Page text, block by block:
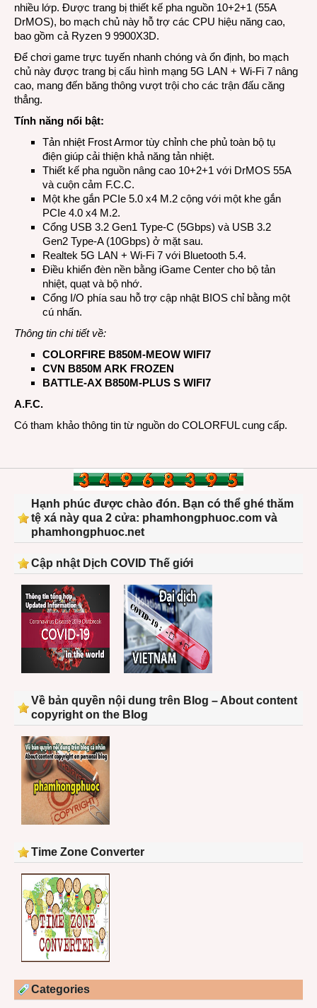
nhiều lớp. Được trang bị thiết kế pha nguồn 10+2+1 (55A
DrMOS), bo mạch chủ này hỗ trợ các CPU hiệu năng cao,
bao gồm cả Ryzen 9 9900X3D.
Để chơi game trực tuyến nhanh chóng và ổn định, bo mạch
chủ này được trang bị cấu hình mạng 5G LAN + Wi-Fi 7 nâng
cao, mang đến băng thông vượt trội cho các trận đấu căng
thẳng.
Tính năng nổi bật:
Tản nhiệt Frost Armor tùy chỉnh che phủ toàn bộ tụ
điện giúp cải thiện khả năng tản nhiệt.
Thiết kế pha nguồn nâng cao 10+2+1 với DrMOS 55A
và cuộn cảm F.C.C.
Một khe gắn PCIe 5.0 x4 M.2 cộng với một khe gắn
PCIe 4.0 x4 M.2.
Cổng USB 3.2 Gen1 Type-C (5Gbps) và USB 3.2
Gen2 Type-A (10Gbps) ở mặt sau.
Realtek 5G LAN + Wi-Fi 7 với Bluetooth 5.4.
Điều khiển đèn nền bằng iGame Center cho bộ tản
nhiệt, quạt và bộ nhớ.
Cổng I/O phía sau hỗ trợ cập nhật BIOS chỉ bằng một
cú nhấn.
Thông tin chi tiết về:
COLORFIRE B850M-MEOW WIFI7
CVN B850M ARK FROZEN
BATTLE-AX B850M-PLUS S WIFI7
A.F.C.
Có tham khảo thông tin từ nguồn do COLORFUL cung cấp.
Hạnh phúc được chào đón. Bạn có thể ghé thăm
tệ xá này qua 2 cửa: phamhongphuoc.com và
phamhongphuoc.net
Cập nhật Dịch COVID Thế giới
Về bản quyền nội dung trên Blog – About content
copyright on the Blog
Time Zone Converter
Categories